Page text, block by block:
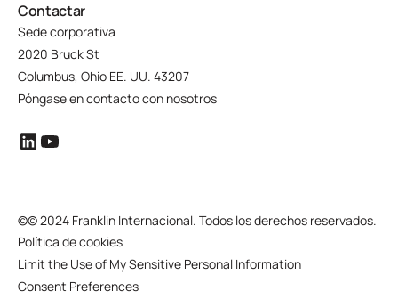
Contactar
Sede corporativa
2020 Bruck St
Columbus, Ohio EE. UU. 43207
Póngase en contacto con nosotros
©© 2024 Franklin Internacional. Todos los derechos reservados.
Política de cookies
Limit the Use of My Sensitive Personal Information
Consent Preferences